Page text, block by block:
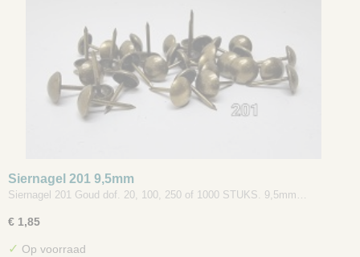
Siernagel 201 9,5mm
Siernagel 201 Goud dof. 20, 100, 250 of 1000 STUKS. 9,5mm…
€ 1,85
✓ Op voorraad